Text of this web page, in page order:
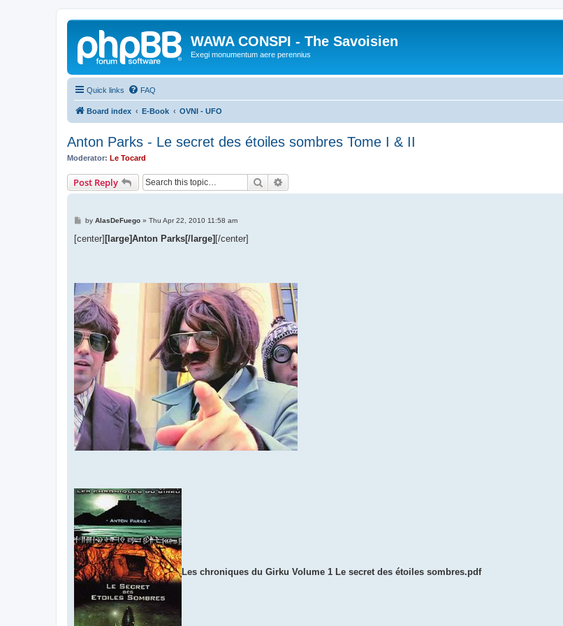
WAWA CONSPI - The Savoisien
Exegi monumentum aere perennius
Quick links FAQ
Board index E-Book OVNI - UFO
Anton Parks - Le secret des étoiles sombres Tome I & II
Moderator: Le Tocard
Post Reply Search
P
s
by AlasDeFuego» Thu Apr 22, 2010 11:58 am
[center] [large]Anton Parks[/large] [/center]
Les chroniques du Girku Volume 1 Le secret des étoiles sombres.pdf